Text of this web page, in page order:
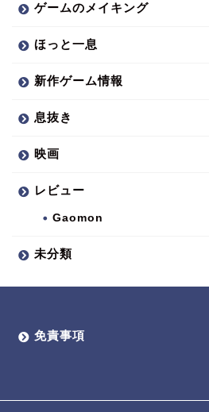
ゲームのメイキング
ほっと一息
新作ゲーム情報
息抜き
映画
レビュー
Gaomon
未分類
免責事項